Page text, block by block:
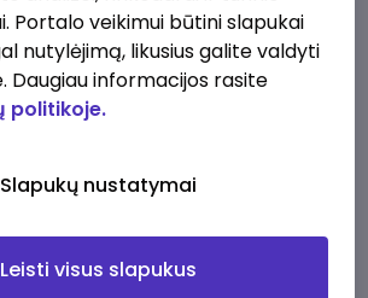
Portalo veikimui būtini slapukai
nutylėjimą, likusius galite valdyti
Daugiau informacijos rasite
politikoje.
Slapukų nustatymai
Leisti visus slapukus